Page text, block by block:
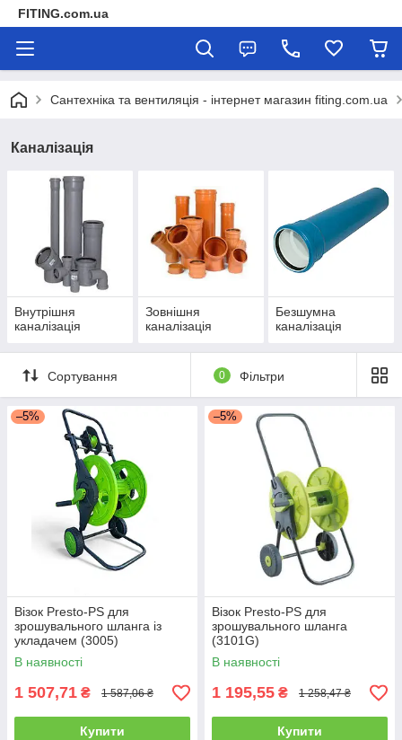
FITING.com.ua
Сантехніка та вентиляція - інтернет магазин fiting.com.ua
Каналізація
Внутрішня
каналізація
Зовнішня
каналізація
Безшумна
каналізація
Сортування 0 Фільтри
–5%
Візок Presto-PS для
зрошувального шланга із
укладачем (3005)
В наявності
1 507,71 ₴ 1 587,06 ₴
Купити
–5%
Візок Presto-PS для
зрошувального шланга
(3101G)
В наявності
1 195,55 ₴ 1 258,47 ₴
Купити